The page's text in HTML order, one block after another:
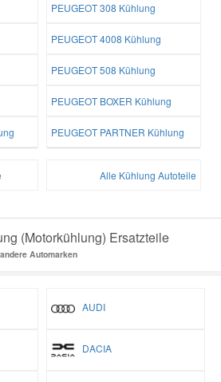
PEUGEOT 308 Kühlung
PEUGEOT 4008 Kühlung
PEUGEOT 508 Kühlung
PEUGEOT BOXER Kühlung
PEUGEOT PARTNER Kühlung
Alle Kühlung Autoteile
(Motorkühlung) Ersatzteile
Automarken
AUDI
DACIA